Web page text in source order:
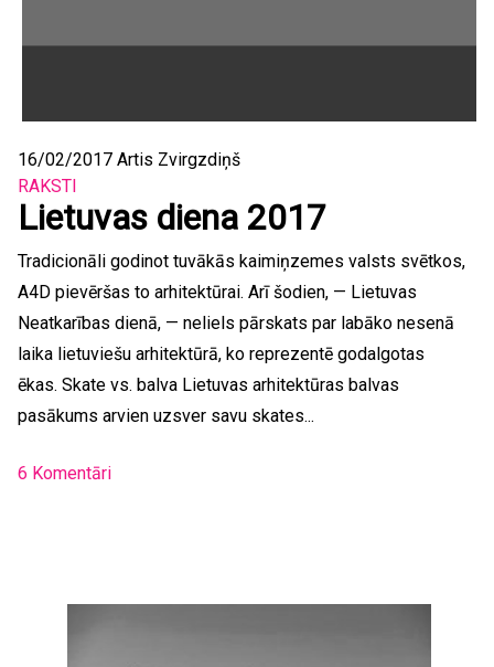
16/02/2017 Artis Zvirgzdiņš
RAKSTI
Lietuvas diena 2017
Tradicionāli godinot tuvākās kaimiņzemes valsts svētkos,
A4D pievēršas to arhitektūrai. Arī šodien, — Lietuvas
Neatkarības dienā, — neliels pārskats par labāko nesenā
laika lietuviešu arhitektūrā, ko reprezentē godalgotas
ēkas. Skate vs. balva Lietuvas arhitektūras balvas
pasākums arvien uzsver savu skates...
6 Komentāri